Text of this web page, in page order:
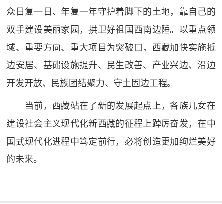
众日复一日、年复一年守护着脚下的土地，靠自己的
双手建设美丽家园，拱卫好祖国西南边陲。以重点领
域、重要方向、重大项目为突破口，西藏加快实施抵
边安居、基础设施提升、民生改善、产业兴边、沿边
开发开放、民族团结聚力、守土固边工程。
当前，西藏站在了新的发展起点上，各族儿女在
建设社会主义现代化新西藏的征程上踔厉奋发，在中
国式现代化进程中笃定前行，必将创造更加绚烂美好
的未来。